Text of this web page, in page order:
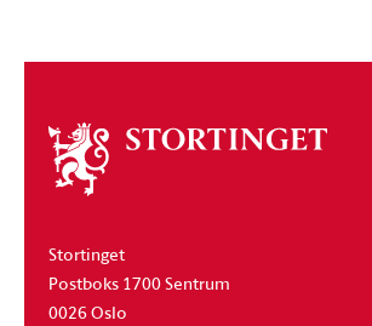
Om
stortinget
Stortinget
Postboks 1700 Sentrum
0026 Oslo